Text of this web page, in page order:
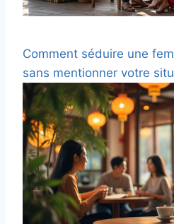
Comment séduire une
sans mentionner votre